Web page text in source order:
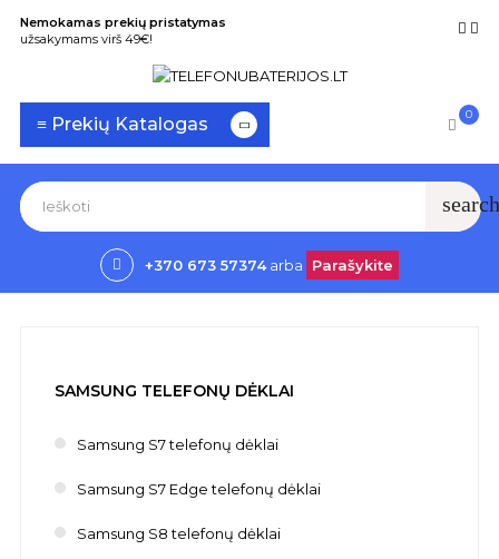
Nemokamas prekių pristatymas
užsakymams virš 49€!
Toggle
navigation
☰ 0
≡ Prekių Katalogas
search
+370 673 57374arba Parašykite
SAMSUNG TELEFONŲ DĖKLAI
Samsung S7 telefonų dėklai
Samsung S7 Edge telefonų dėklai
Samsung S8 telefonų dėklai